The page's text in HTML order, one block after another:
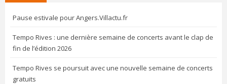
Pause estivale pour Angers.Villactu.fr
Tempo Rives : une dernière semaine de concerts avant le clap de
fin de l’édition 2026
Tempo Rives se poursuit avec une nouvelle semaine de concerts
gratuits